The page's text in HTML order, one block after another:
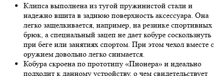
Клипса выполнена из тугой пружинистой стали и
надежно вшита в заднюю поверхность аксессуара. Она
легко защелкивается, например, на резинке спортивных
брюк, а специальный зацеп не дает кобуре соскользнуть
при беге или занятиях спортом. При этом чехол вместе с
оружием довольно легко снимается.
Кобура скроена по прототипу «Пионера» и идеально
подходит к данному устройству, о чем свидетельствует